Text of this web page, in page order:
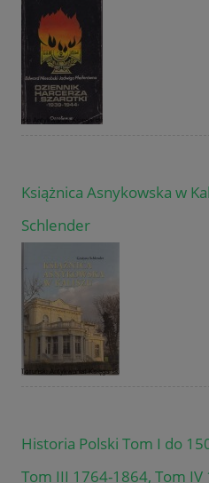
Książnica Asnykowska w
Schlender
Historia Polski Tom I do
Tom III 1764-1864, Tom